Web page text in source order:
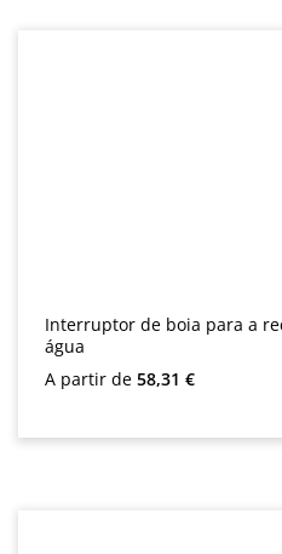
Interruptor de boia para a
água
Preço normal:
A partir de 58,31 €